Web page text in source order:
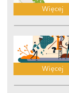
Więcej
Więcej